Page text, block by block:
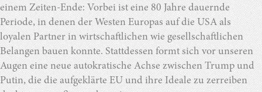
einem Zeiten-Ende: Vorbei ist eine 80 Jahre dauernde
Periode, in denen der Westen Europas auf die USA als
loyalen Partner in wirtschaftlichen wie gesellschaftlichen
Belangen bauen konnte. Stattdessen formt sich vor unseren
Augen eine neue autokratische Achse zwischen Trump und
Putin, die die aufgeklärte EU und ihre Ideale zu zerreiben